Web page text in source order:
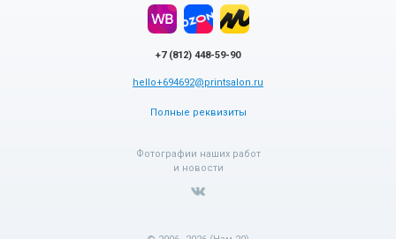
+7 (812) 448-59-90
hello+694692@printsalon.ru
Полные реквизиты
Фотографии наших работ
и новости